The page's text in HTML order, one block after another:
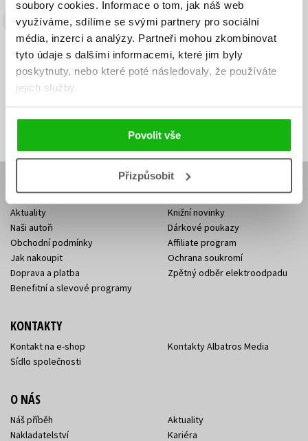
soubory cookies. Informace o tom, jak náš web
využíváme, sdílíme se svými partnery pro sociální
média, inzerci a analýzy. Partneři mohou zkombinovat
tyto údaje s dalšími informacemi, které jim byly
poskytnuty, nebo které poté následovaly, že používáte
jejich služby.
Povolit vše
Přizpůsobit
Budete to vědět jako první!
Zajímá Vás, jaký knižní hit právě vychází, na jaké zboží je výhodná
sleva, jaká běží soutěž o ceny? Přihlášením k odběru našich e-
mailových novinek
Vaše e-
mailová
Vaše e-
mailová
Vaše e-mailová adresa Přihlásit se
E-SHOP
Aktuality
Naši autoři
Obchodní podmínky
Jak nakoupit
Doprava a platba
Benefitní a slevové programy
Knižní novinky
Dárkové poukazy
Affiliate program
Ochrana soukromí
Zpětný odběr elektroodpadu
KONTAKTY
Kontakt na e-shop
Sídlo společnosti
Kontakty Albatros Media
O NÁS
Náš příběh
Nakladatelství
Aktuality
Kariéra